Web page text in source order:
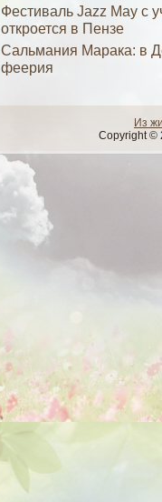
Фестиваль Jazz May с
откроется в Пензе
Сальмания Марака: в
феерия
Из
Copyright ©